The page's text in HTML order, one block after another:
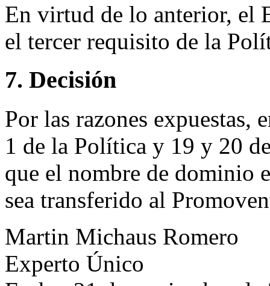
En virtud de lo anterior, el
el tercer requisito de la
7. Decisión
Por las razones
1 de la Política y 19 y 20
que el nombre de dominio
sea transferido al
Martin Michaus Romero
Experto Único